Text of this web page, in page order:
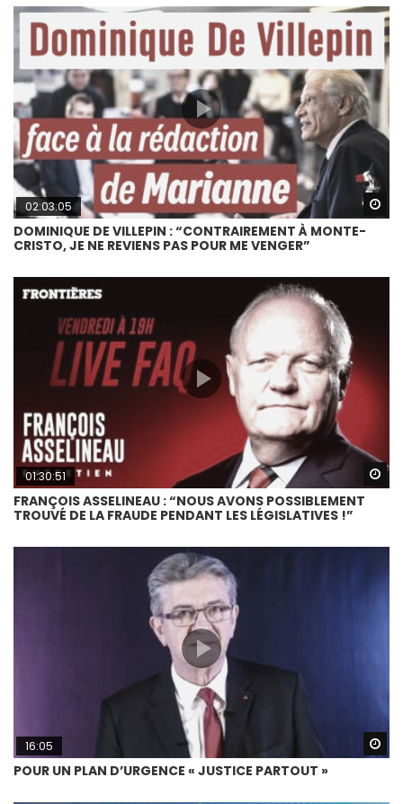
02:03:05
DOMINIQUE DE VILLEPIN : “CONTRAIREMENT À MONTE-
CRISTO, JE NE REVIENS PAS POUR ME VENGER”
01:30:51
FRANÇOIS ASSELINEAU : “NOUS AVONS POSSIBLEMENT
TROUVÉ DE LA FRAUDE PENDANT LES LÉGISLATIVES !”
16:05
POUR UN PLAN D’URGENCE « JUSTICE PARTOUT »